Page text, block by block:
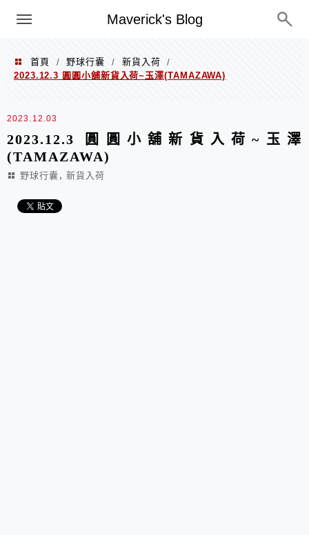
Maverick's Blog
Menu
首頁 / 野球行囊 / 新貨入荷
/
2023.12.3 圓圓小舖新貨入荷~玉澤(TAMAZAWA)
2023.12.03
2023.12.3 圓圓小舖新貨入荷~玉澤
(TAMAZAWA)
野球行囊 , 新貨入荷